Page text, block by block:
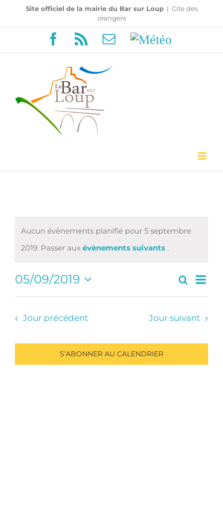
au
Site officiel de la mairie du Bar sur Loup | Cite des
orangers
Facebook
Rss EmailMétéo
Notice
Aucun évènements planifié pour 5 septembre
2019. Passer aux évènements suivants .
et
de
vues
05/09/2019
Sélectionnez
date.
Jour précédent Jour suivant
S’ABONNER AU CALENDRIER